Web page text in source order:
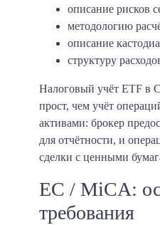
описание рисков
методологию
описание
структуру
Налоговый учёт ETF в
прост, чем учёт
активами: брокер
для отчётности, и
сделки с ценными
ЕС / MiCA:
требования